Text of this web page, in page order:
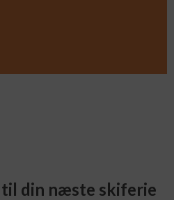
din næste skiferie